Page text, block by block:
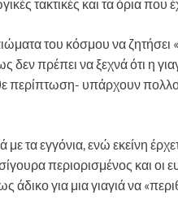
τακτικές και τα όρια που
του κόσμου να
πρέπει να ξεχνά ότι η
περίπτωση- υπάρχουν πολλοί
με τα εγγόνια, ενώ εκείνη
περιορισμένος και οι
άδικο για μια γιαγιά να